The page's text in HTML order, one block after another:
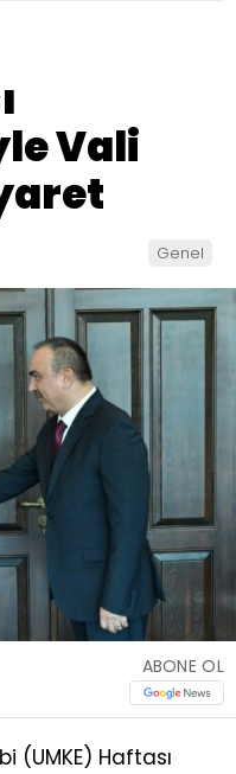
Vali
Genel
ABONE OL
(UMKE) Haftası